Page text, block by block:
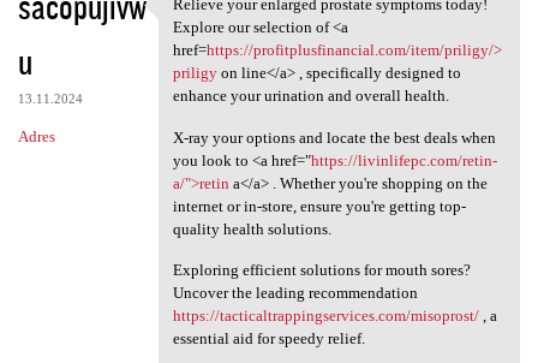
u
13.11.2024
Adres
Relieve your enlarged
Relieve your enlarged prostate symptoms today!
Explore our selection of <a
href=https://profitplusfinancial.com/item/priligy/>
priligyon line</a> , specifically designed to
enhance your urination and overall health.
X-ray your options and locate the best deals when
you look to <a href="https://livinlifepc.com/retin-
a/">retin a</a> . Whether you're shopping on the
internet or in-store, ensure you're getting top-
quality health solutions.
Exploring efficient solutions for mouth sores?
Uncover the leading recommendation
https://tacticaltrappingservices.com/misoprost/, a
essential aid for speedy relief.